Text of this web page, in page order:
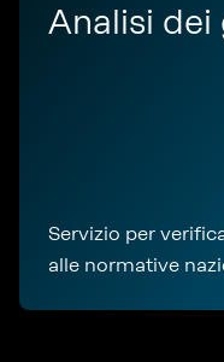
Analisi dei
Servizio per
alle normative